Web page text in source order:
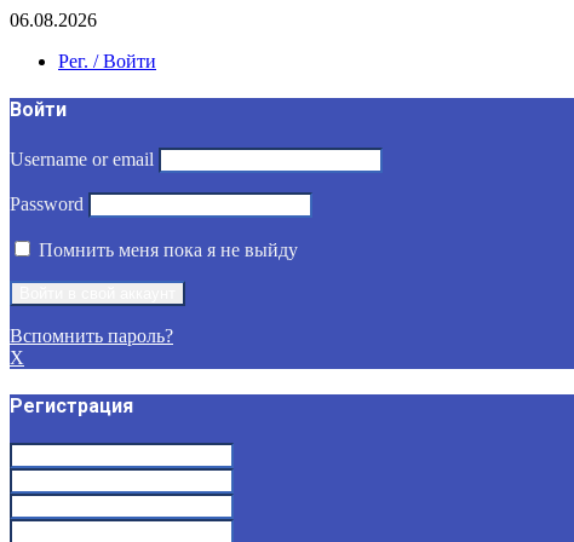
06.08.2026
Рег. / Войти
Войти
Username or email
Password
Помнить меня пока я не выйду
Вспомнить пароль?
X
Регистрация